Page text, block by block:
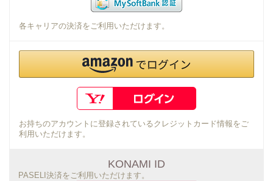
各キャリアの決済をご利用いただけます。
お持ちのアカウントに登録されているクレジットカード情報をご
利用いただけます。
KONAMI ID
PASELI決済をご利用いただけます。